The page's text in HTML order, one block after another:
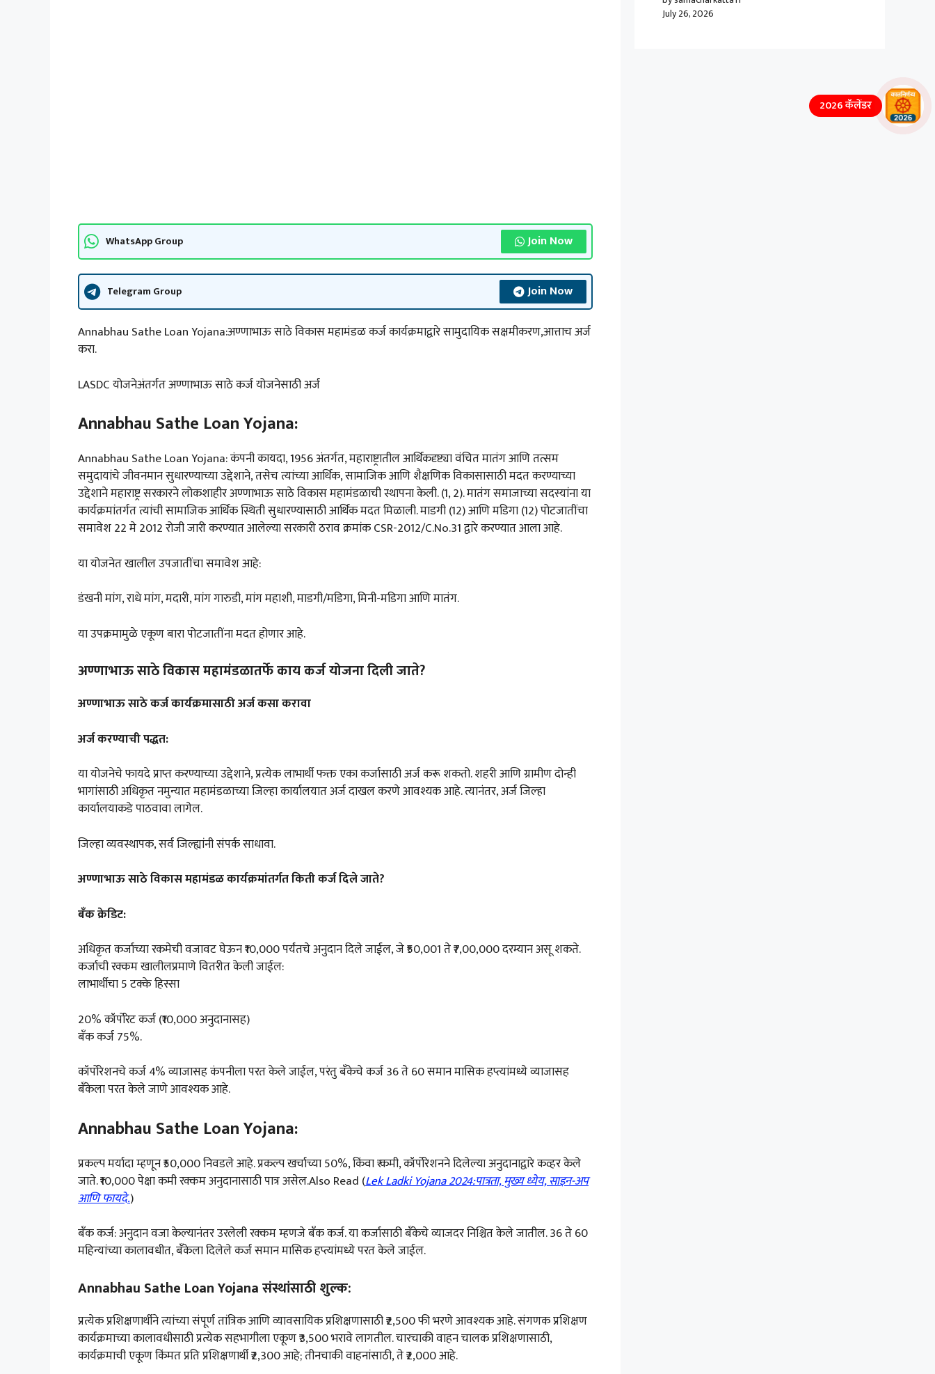
WhatsApp Group Join Now
Telegram Group Join Now
Annabhau Sathe Loan Yojana:अण्णाभाऊ साठे विकास महामंडळ कर्ज कार्यक्रमाद्वारे सामुदायिक सक्षमीकरण,आत्ताच अर्ज
करा.
LASDC योजनेअंतर्गत अण्णाभाऊ साठे कर्ज योजनेसाठी अर्ज
Annabhau Sathe Loan Yojana:
Annabhau Sathe Loan Yojana: कंपनी कायदा, 1956 अंतर्गत, महाराष्ट्रातील आर्थिकदृष्ट्या वंचित मातंग आणि तत्सम
समुदायांचे जीवनमान सुधारण्याच्या उद्देशाने, तसेच त्यांच्या आर्थिक, सामाजिक आणि शैक्षणिक विकासासाठी मदत करण्याच्या
उद्देशाने महाराष्ट्र सरकारने लोकशाहीर अण्णाभाऊ साठे विकास महामंडळाची स्थापना केली. (1, 2). मातंग समाजाच्या सदस्यांना या
कार्यक्रमांतर्गत त्यांची सामाजिक आर्थिक स्थिती सुधारण्यासाठी आर्थिक मदत मिळाली. माडगी (12) आणि मडिगा (12) पोटजातींचा
समावेश 22 मे 2012 रोजी जारी करण्यात आलेल्या सरकारी ठराव क्रमांक CSR-2012/C.No.31 द्वारे करण्यात आला आहे.
या योजनेत खालील उपजातींचा समावेश आहे:
डंखनी मांग, राधे मांग, मदारी, मांग गारुडी, मांग महाशी, माडगी/मडिगा, मिनी-मडिगा आणि मातंग.
या उपक्रमामुळे एकूण बारा पोटजातींना मदत होणार आहे.
अण्णाभाऊ साठे विकास महामंडळातर्फे काय कर्ज योजना दिली जाते?
अण्णाभाऊ साठे कर्ज कार्यक्रमासाठी अर्ज कसा करावा
अर्ज करण्याची पद्धत:
या योजनेचे फायदे प्राप्त करण्याच्या उद्देशाने, प्रत्येक लाभार्थी फक्त एका कर्जासाठी अर्ज करू शकतो. शहरी आणि ग्रामीण दोन्ही
भागांसाठी अधिकृत नमुन्यात महामंडळाच्या जिल्हा कार्यालयात अर्ज दाखल करणे आवश्यक आहे. त्यानंतर, अर्ज जिल्हा
कार्यालयाकडे पाठवावा लागेल.
जिल्हा व्यवस्थापक, सर्व जिल्ह्यांनी संपर्क साधावा.
अण्णाभाऊ साठे विकास महामंडळ कार्यक्रमांतर्गत किती कर्ज दिले जाते?
बँक क्रेडिट:
अधिकृत कर्जाच्या रकमेची वजावट घेऊन ₹10,000 पर्यंतचे अनुदान दिले जाईल, जे ₹50,001 ते ₹7,00,000 दरम्यान असू शकते.
कर्जाची रक्कम खालीलप्रमाणे वितरीत केली जाईल:
लाभार्थीचा 5 टक्के हिस्सा
20% कॉर्पोरेट कर्ज (₹10,000 अनुदानासह)
बँक कर्ज 75%.
कॉर्पोरेशनचे कर्ज 4% व्याजासह कंपनीला परत केले जाईल, परंतु बँकेचे कर्ज 36 ते 60 समान मासिक हप्त्यांमध्ये व्याजासह
बँकेला परत केले जाणे आवश्यक आहे.
Annabhau Sathe Loan Yojana:
प्रकल्प मर्यादा म्हणून ₹50,000 निवडले आहे. प्रकल्प खर्चाच्या 50%, किंवा ₹ कमी, कॉर्पोरेशनने दिलेल्या अनुदानाद्वारे कव्हर केले
जाते. ₹10,000 पेक्षा कमी रक्कम अनुदानासाठी पात्र असेल.Also Read (Lek Ladki Yojana 2024:पात्रता, मुख्य ध्येय, साइन-अप
आणि फायदे.)
बँक कर्ज: अनुदान वजा केल्यानंतर उरलेली रक्कम म्हणजे बँक कर्ज. या कर्जासाठी बँकेचे व्याजदर निश्चित केले जातील. 36 ते 60
महिन्यांच्या कालावधीत, बँकेला दिलेले कर्ज समान मासिक हप्त्यांमध्ये परत केले जाईल.
Annabhau Sathe Loan Yojana संस्थांसाठी शुल्क:
प्रत्येक प्रशिक्षणार्थीने त्यांच्या संपूर्ण तांत्रिक आणि व्यावसायिक प्रशिक्षणासाठी ₹2,500 फी भरणे आवश्यक आहे. संगणक प्रशिक्षण
कार्यक्रमाच्या कालावधीसाठी प्रत्येक सहभागीला एकूण ₹3,500 भरावे लागतील. चारचाकी वाहन चालक प्रशिक्षणासाठी,
कार्यक्रमाची एकूण किंमत प्रति प्रशिक्षणार्थी ₹2,300 आहे; तीनचाकी वाहनांसाठी, ते ₹2,000 आहे.
July 26, 2026
2026 कॅलेंडर